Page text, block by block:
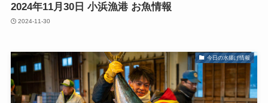
2024年11月30日 小浜漁港 お魚情報
2024-11-30
今日の水揚げ情報